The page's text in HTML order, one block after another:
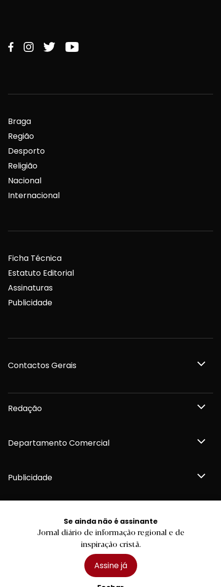
Se ainda não é assinante
Jornal diário de informação regional e de
inspiração cristã.
Assine já
Braga
Região
Desporto
Religião
Nacional
Internacional
Ficha Técnica
Estatuto Editorial
Assinaturas
Publicidade
Contactos Gerais
Redação
Departamento Comercial
Publicidade
Privacidade e Cookies
Termos e Condições
Declaração de compromisso FSC®
Política de Confidencialidade
2026 Diário do Minho, Lda. © Todos os direitos reservados